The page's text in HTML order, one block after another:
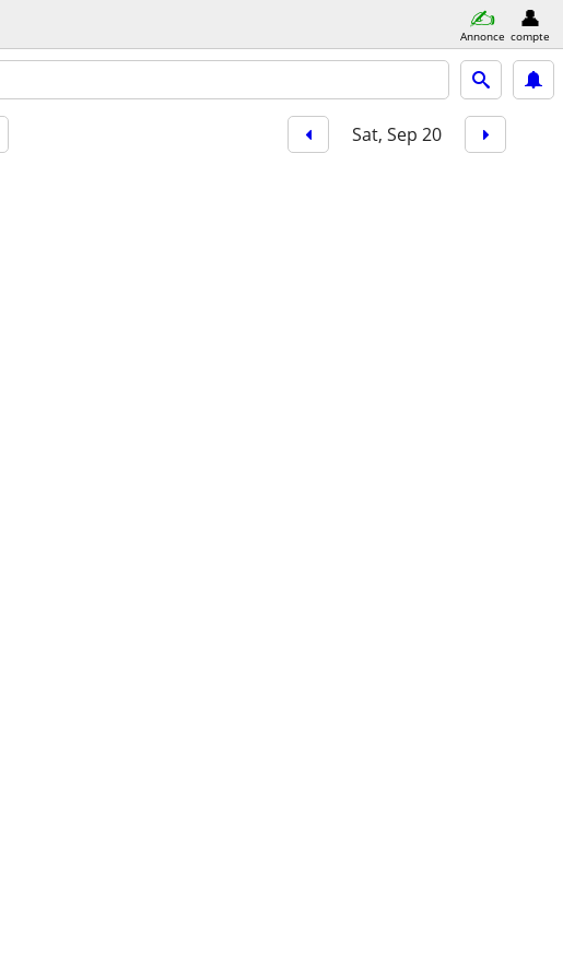
Annonce compte
Sat, Sep 20